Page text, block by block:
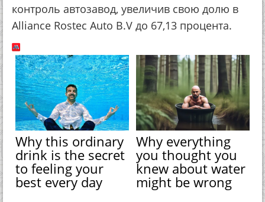
контроль автозавод, увеличив свою долю в
Alliance Rostec Auto B.V до 67,13 процента.
Why this ordinary
drink is the secret
to feeling your
best every day
Why everything
you thought you
knew about water
might be wrong